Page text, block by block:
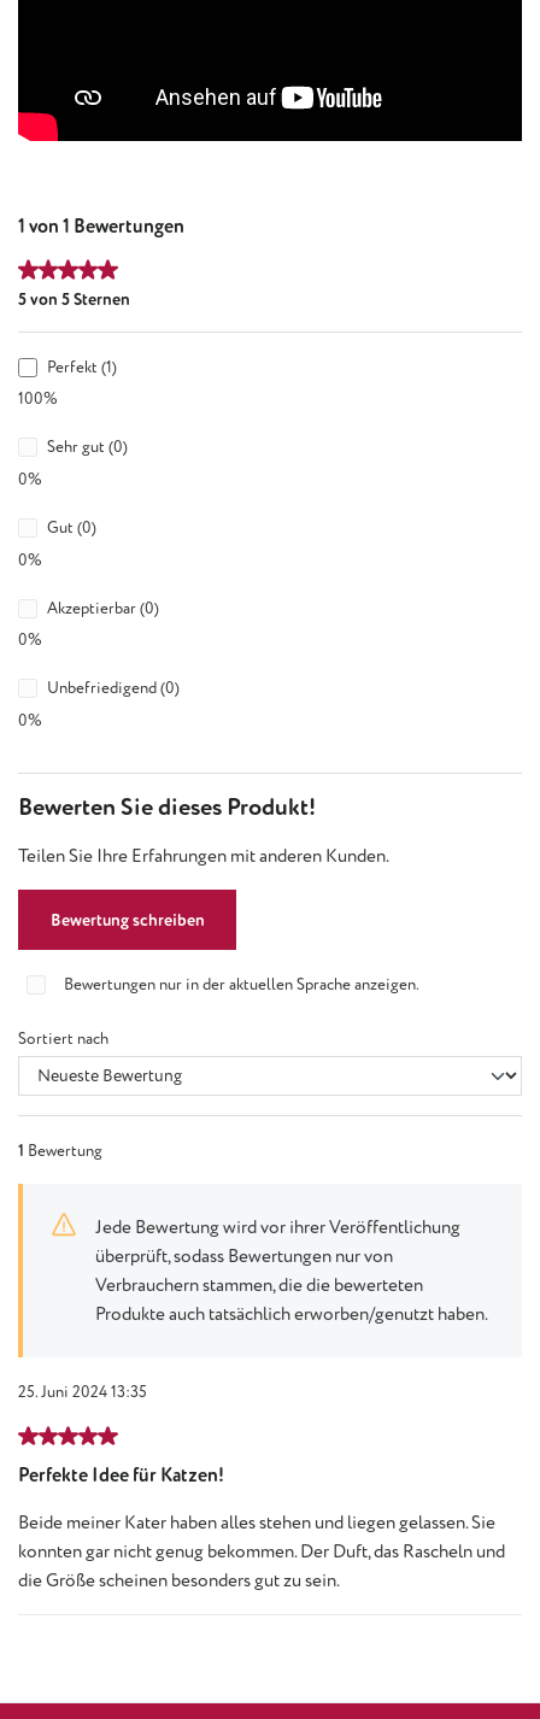
1 von 1 Bewertungen
Durchschnittliche Bewertung von 5 von 5 Sternen
5 von 5 Sternen
Perfekt (1)
100%
Sehr gut (0)
0%
Gut (0)
0%
Akzeptierbar (0)
0%
Unbefriedigend (0)
0%
Bewerten Sie dieses Produkt!
Teilen Sie Ihre Erfahrungen mit anderen Kunden.
Bewertung schreiben
Bewertungen nur in der aktuellen Sprache anzeigen.
Sortiert nach
1 Bewertung
Jede Bewertung wird vor ihrer Veröffentlichung
überprüft, sodass Bewertungen nur von
Verbrauchern stammen, die die bewerteten
Produkte auch tatsächlich erworben/genutzt haben.
25. Juni 2024 13:35
Bewertung mit 5 von 5 Sternen
Perfekte Idee für Katzen!
Beide meiner Kater haben alles stehen und liegen gelassen. Sie
konnten gar nicht genug bekommen. Der Duft, das Rascheln und
die Größe scheinen besonders gut zu sein.